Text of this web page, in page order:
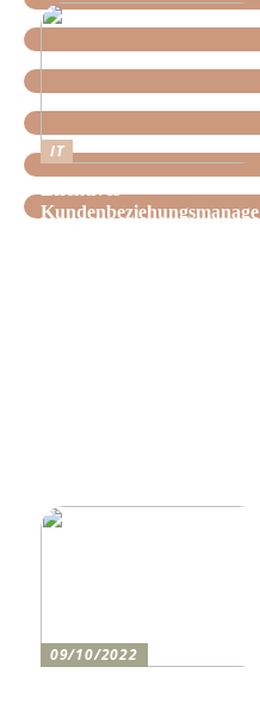
IT
Kundenbeziehungsmanage
09/10/2022